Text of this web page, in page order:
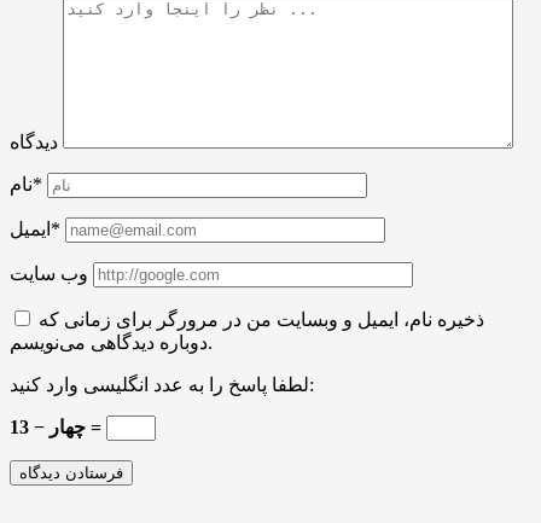
دیدگاه
نام*
ایمیل*
وب سایت
ذخیره نام، ایمیل و وبسایت من در مرورگر برای زمانی که
دوباره دیدگاهی می‌نویسم.
لطفا پاسخ را به عدد انگلیسی وارد کنید:
13 − چهار =